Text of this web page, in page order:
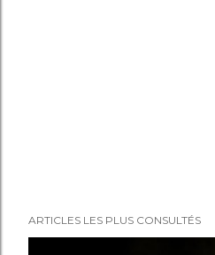
ARTICLES LES PLUS CONSULTÉS